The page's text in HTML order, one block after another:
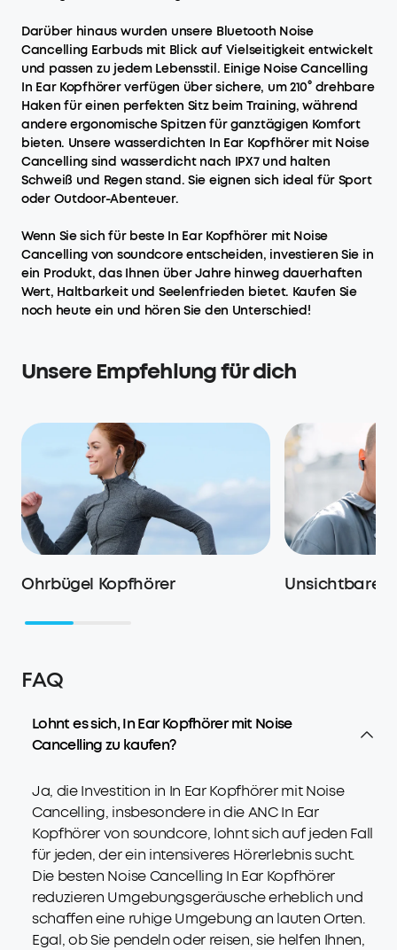
Darüber hinaus wurden unsere Bluetooth Noise
Cancelling Earbuds​ mit Blick auf Vielseitigkeit entwickelt
und passen zu jedem Lebensstil. Einige Noise Cancelling
In Ear Kopfhörer verfügen über sichere, um 210° drehbare
Haken für einen perfekten Sitz beim Training, während
andere ergonomische Spitzen für ganztägigen Komfort
bieten. Unsere wasserdichten In Ear Kopfhörer mit Noise
Cancelling sind wasserdicht nach IPX7 und halten
Schweiß und Regen stand. Sie eignen sich ideal für Sport
oder Outdoor-Abenteuer.
Wenn Sie sich für beste In Ear Kopfhörer mit Noise
Cancelling von soundcore entscheiden, investieren Sie in
ein Produkt, das Ihnen über Jahre hinweg dauerhaften
Wert, Haltbarkeit und Seelenfrieden bietet. Kaufen Sie
noch heute ein und hören Sie den Unterschied!
Unsere Empfehlung für dich
Ohrbügel Kopfhörer Unsichtbare
FAQ
Lohnt es sich, In Ear Kopfhörer mit Noise
Cancelling zu kaufen?
Ja, die Investition in In Ear Kopfhörer mit Noise
Cancelling, insbesondere in die ANC In Ear
Kopfhörer von soundcore, lohnt sich auf jeden Fall
für jeden, der ein intensiveres Hörerlebnis sucht.
Die besten Noise Cancelling In Ear Kopfhörer
reduzieren Umgebungsgeräusche erheblich und
schaffen eine ruhige Umgebung an lauten Orten.
Egal, ob Sie pendeln oder reisen, sie helfen Ihnen,